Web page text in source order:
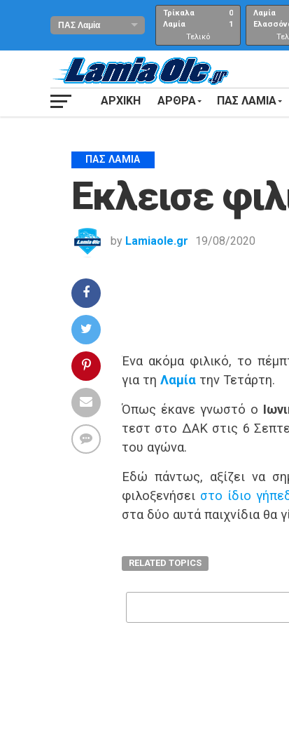
Τρίκαλα
Λαμία
0
1
Τελικό
αποτέλεσμα
Λαμία
ΑΡΧΙΚΗ ΑΡΘΡΑ ΠΑΣ ΛΑΜΙΑ
ΠΑΣ ΛΑΜΊΑ
Εκλεισε
by Lamiaole.gr 19/08/2020
Ένα ακόμα φιλικό, το
για τη Λαμία την Τετάρτη.
Όπως έκανε γνωστό ο
τεστ στο ΔΑΚ στις 6
του αγώνα.
Εδώ πάντως, αξίζει να
φιλοξενήσει στο ίδιο
στα δύο αυτά παιχνίδια θα
RELATED TOPICS